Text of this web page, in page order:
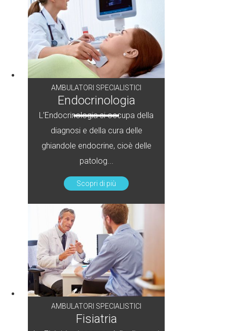
AMBULATORI SPECIALISTICI
Endocrinologia
L’Endocrinologia si occupa della
diagnosi e della cura delle
ghiandole endocrine, cioè delle
patolog...
Scopri di più
AMBULATORI SPECIALISTICI
Fisiatria